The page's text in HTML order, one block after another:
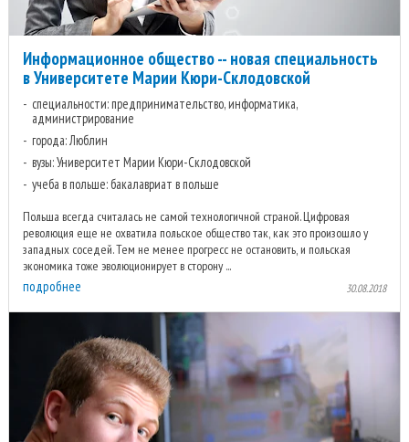
Информационное общество -- новая специальность
в Университете Марии Кюри-Склодовской
специальности: предпринимательство, информатика,
администрирование
города: Люблин
вузы: Университет Марии Кюри-Склодовской
учеба в польше: бакалавриат в польше
Польша всегда считалась не самой технологичной страной. Цифровая
революция еще не охватила польское общество так, как это произошло у
западных соседей. Тем не менее прогресс не остановить, и польская
экономика тоже эволюционирует в сторону ...
подробнее 30.08.2018